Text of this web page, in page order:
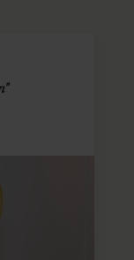
Übungen der
ist eine
nach 25